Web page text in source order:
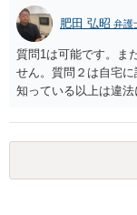
肥田 弘昭 弁護
質問1は可能です。ま
せん。質問２は自宅
知っている以上は違
かと思います。有責
に訴訟されても法的
い、相続権が発生し
することはできませ